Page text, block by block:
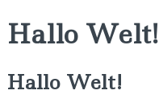
Hallo Welt!
Hallo Welt!